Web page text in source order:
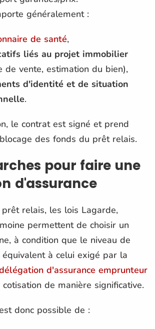
généralement :
de santé,
liés au projet immobilier
de vente, estimation du bien),
d'identité et de situation
.
le contrat est signé et prend
des fonds du prêt relais.
pour faire une
d'assurance
relais, les lois Lagarde,
permettent de choisir un
à condition que le niveau de
à celui exigé par la
d'assurance emprunteur
de manière significative.
donc possible de :